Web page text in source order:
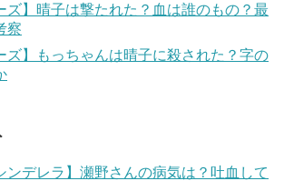
ズ】晴子は撃たれた？血は誰のもの？最
察
ズ】もっちゃんは晴子に殺された？字の
ンデレラ】瀬野さんの病気は？吐血して